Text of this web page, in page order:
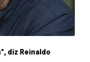
diz Reinaldo